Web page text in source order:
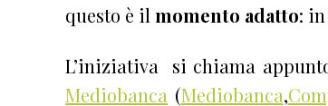
questo è il momento adatto:
L’iniziativa si chiama
Mediobanca (Mediobanca,